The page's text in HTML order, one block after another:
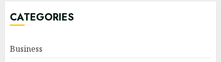
CATEGORIES
Business